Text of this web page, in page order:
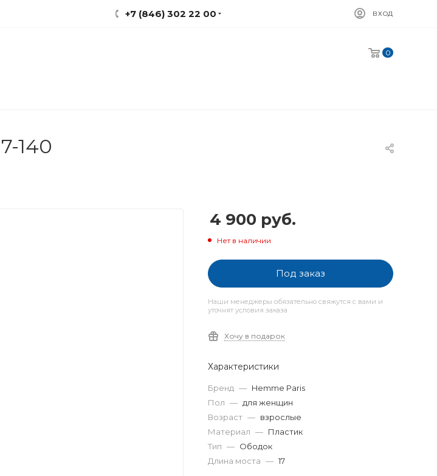
+7 (846) 302 22 00 ВХОД
0
140
4 900 руб.
Нет в наличии
Под заказ
Наши менеджеры обязательно свяжутся с вами и
уточнят условия заказа
Хочу в подарок
Характеристики
Бренд — Hemme Paris
Пол — для женщин
Возраст — взрослые
Материал — Пластик
Тип — Ободок
Длина моста — 17